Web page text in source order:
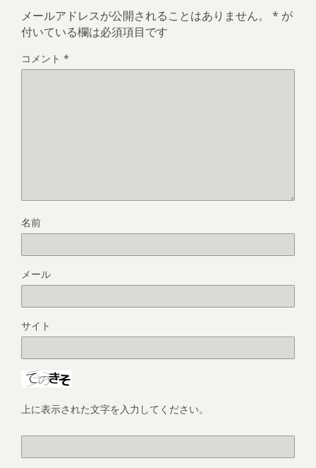
メールアドレスが公開されることはありません。 * が
付いている欄は必須項目です
コメント *
名前
メール
サイト
上に表示された文字を入力してください。